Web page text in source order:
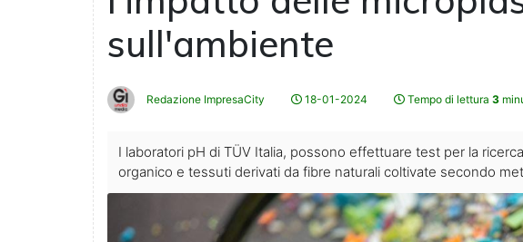
sull'ambiente
Redazione ImpresaCity 18-01-2024 Tempo di lettura 3
I laboratori pH di TÜV Italia, possono effettuare test per la
organico e tessuti derivati da fibre naturali coltivate secondo